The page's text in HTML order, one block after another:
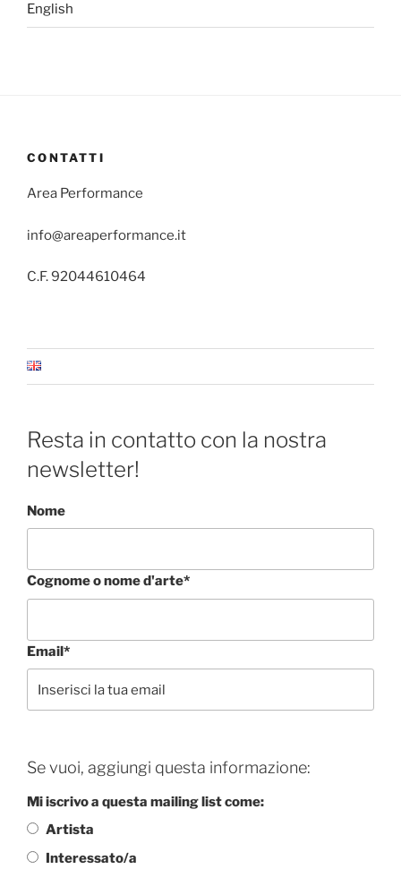
English
CONTATTI
Area Performance
info@areaperformance.it
C.F. 92044610464
Resta in contatto con la nostra
newsletter!
Nome
Cognome o nome d'arte*
Email*
Se vuoi, aggiungi questa informazione:
Mi iscrivo a questa mailing list come:
Artista
Interessato/a